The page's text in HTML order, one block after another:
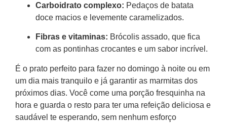
Carboidrato complexo: Pedaços de batata
doce macios e levemente caramelizados.
Fibras e vitaminas: Brócolis assado, que fica
com as pontinhas crocantes e um sabor incrível.
É o prato perfeito para fazer no domingo à noite ou em
um dia mais tranquilo e já garantir as marmitas dos
próximos dias. Você come uma porção fresquinha na
hora e guarda o resto para ter uma refeição deliciosa e
saudável te esperando, sem nenhum esforço